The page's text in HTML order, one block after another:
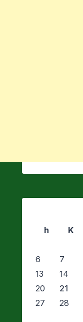
h
K
6
7
13
14
20
21
27
28